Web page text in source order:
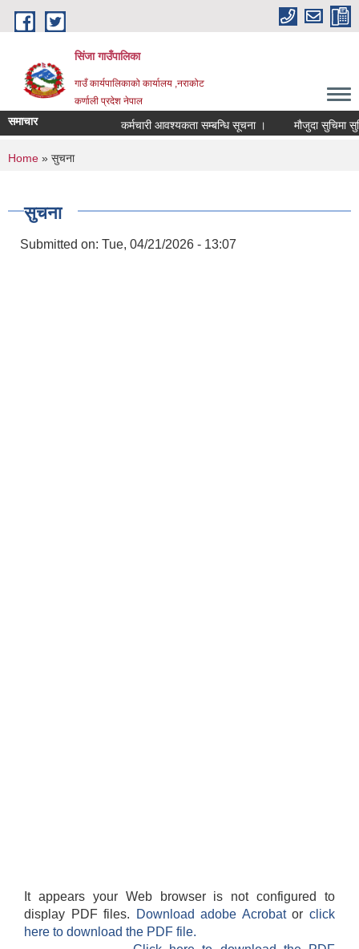
Skip to main content
सिंजा गाउँपालिका
गाउँ कार्यपालिकाको कार्यालय ,नराकोट
कर्णाली प्रदेश नेपाल
समाचार कर्मचारी आवश्यकता सम्बन्धि सूचना । मौजुदा सुचिमा
You are here
Home » सुचना
सुचना
Submitted on: Tue, 04/21/2026 - 13:07
It appears your Web browser is not configured to
display PDF files.
Download adobe Acrobatorclick
here to download the PDF file.